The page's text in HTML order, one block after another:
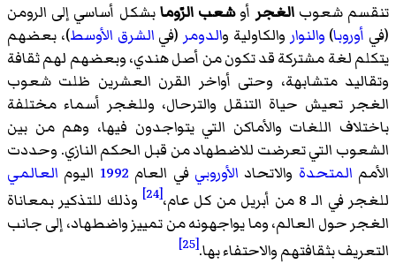
تنقسم شعوبالغجرأوشعب الرّومابشكل أساسي إلى الرومن
(في أوروبا) والنوار والكاولية والدومر (في الشرق الأوسط)، بعضهم
يتكلم لغة مشتركة قد تكون من أصل هندي، وبعضهم لهم ثقافة
وتقاليد متشابهة، وحتى أواخر القرن العشرين ظلت شعوب
الغجر تعيش حياة التنقل والترحال، وللغجر أسماء مختلفة
باختلاف اللغات والأماكن التي يتواجدون فيها، وهم من بين
الشعوب التي تعرضت للاضطهاد من قبل الحكم النازي. وحددت
الأمم المتحدة والاتحاد الأوروبي في العام 1992 اليوم العالمي
للغجر في الـ 8 من أبريل من كل عام،
[24]
وذلك للتذكير بمعاناة
الغجر حول العالم، وما يواجهونه من تمييز واضطهاد، إلى جانب
التعريف بثقافتهم والاحتفاء بها.[25]